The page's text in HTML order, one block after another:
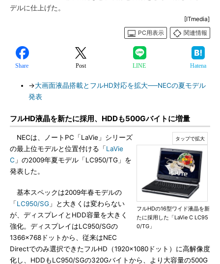
デルに仕上げた。
[ITmedia]
PC用表示
関連情報
Share Post LINE Hatena
→大画面液晶搭載とフルHD対応を拡大──NECの夏モデル
発表
フルHD液晶を新たに採用、HDDも500Gバイトに増量
フルHDの16型ワイド液晶を新
たに採用した「LaVie C LC95
0/TG」
NECは、ノートPC「LaVie」シリーズ
の最上位モデルと位置付ける「LaVie
C 」の2009年夏モデル「LC950/TG」を
発表した。
基本スペックは2009年春モデルの
「LC950/SG 」と大きくは変わらない
が、ディスプレイとHDD容量を大きく
強化。ディスプレイはLC950/SGの
1366×768ドットから、従来はNEC
Directでのみ選択できたフルHD（1920×1080ドット）に高解像度
化し、HDDもLC950/SGの320Gバイトから、より大容量の500G